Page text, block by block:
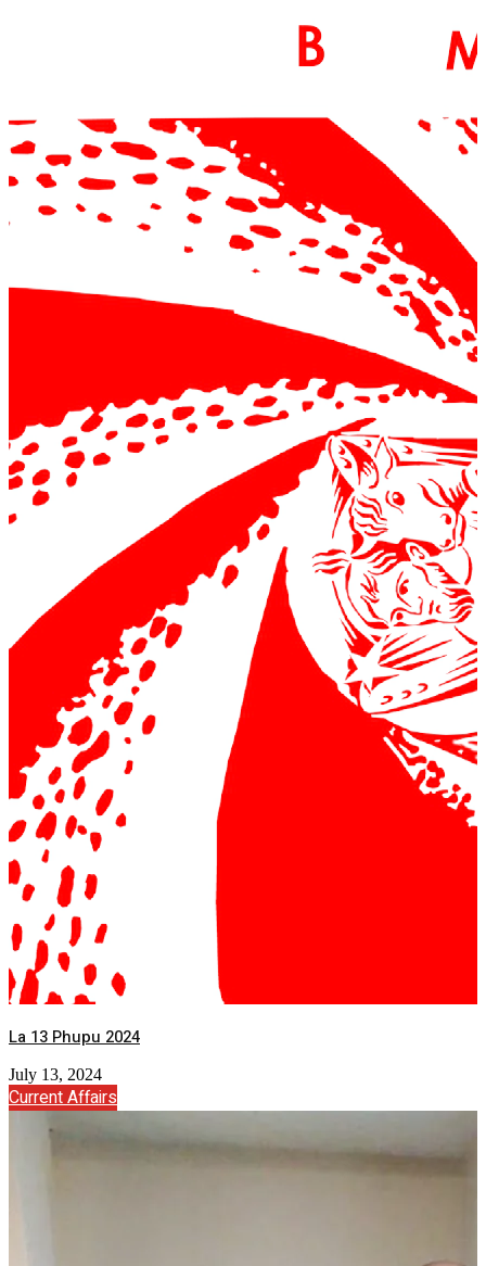
La 13 Phupu 2024
July 13, 2024
Current Affairs